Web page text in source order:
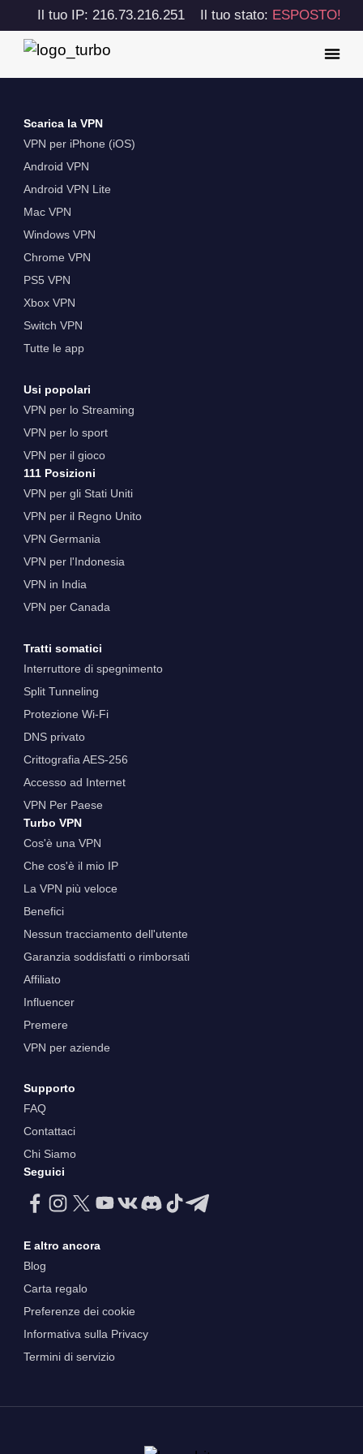
Il tuo IP: 216.73.216.251 Il tuo stato: ESPOSTO!
Scarica la VPN
VPN per iPhone (iOS)
Android VPN
Android VPN Lite
Mac VPN
Windows VPN
Chrome VPN
PS5 VPN
Xbox VPN
Switch VPN
Tutte le app
Usi popolari
VPN per lo Streaming
VPN per lo sport
VPN per il gioco
111 Posizioni
VPN per gli Stati Uniti
VPN per il Regno Unito
VPN Germania
VPN per l'Indonesia
VPN in India
VPN per Canada
Tratti somatici
Interruttore di spegnimento
Split Tunneling
Protezione Wi-Fi
DNS privato
Crittografia AES-256
Accesso ad Internet
VPN Per Paese
Turbo VPN
Cos'è una VPN
Che cos'è il mio IP
La VPN più veloce
Benefici
Nessun tracciamento dell'utente
Garanzia soddisfatti o rimborsati
Affiliato
Influencer
Premere
VPN per aziende
Supporto
FAQ
Contattaci
Chi Siamo
Seguici
E altro ancora
Blog
Carta regalo
Preferenze dei cookie
Informativa sulla Privacy
Termini di servizio